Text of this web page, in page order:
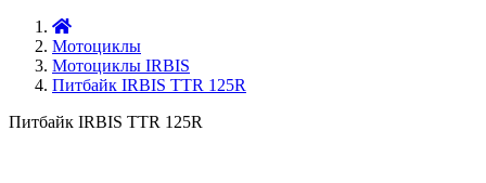
Мотоциклы
Мотоциклы IRBIS
Питбайк IRBIS TTR 125R
Питбайк IRBIS TTR 125R